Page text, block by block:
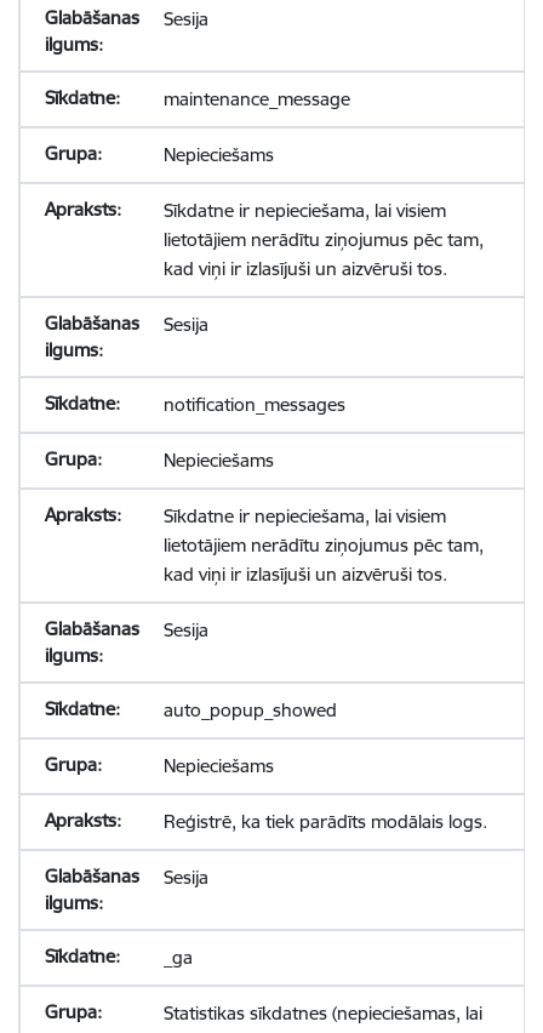
Sesija
maintenance_message
Nepieciešams
Sīkdatne ir nepieciešama, lai visiem
lietotājiem nerādītu ziņojumus pēc tam,
kad viņi ir izlasījuši un aizvēruši tos.
Sesija
notification_messages
Nepieciešams
Sīkdatne ir nepieciešama, lai visiem
lietotājiem nerādītu ziņojumus pēc tam,
kad viņi ir izlasījuši un aizvēruši tos.
Sesija
auto_popup_showed
Nepieciešams
Reģistrē, ka tiek parādīts modālais logs.
Sesija
_ga
Statistikas sīkdatnes (nepieciešamas, lai